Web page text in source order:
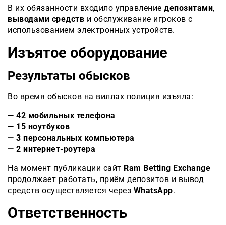
В их обязанности входило управление депозитами,
выводами средств и обслуживание игроков с
использованием электронных устройств.
Изъятое оборудование
Результаты обысков
Во время обысков на виллах полиция изъяла:
— 42 мобильных телефона
— 15 ноутбуков
— 3 персональных компьютера
— 2 интернет-роутера
На момент публикации сайт Ram Betting Exchange
продолжает работать, приём депозитов и вывод
средств осуществляется через WhatsApp.
Ответственность